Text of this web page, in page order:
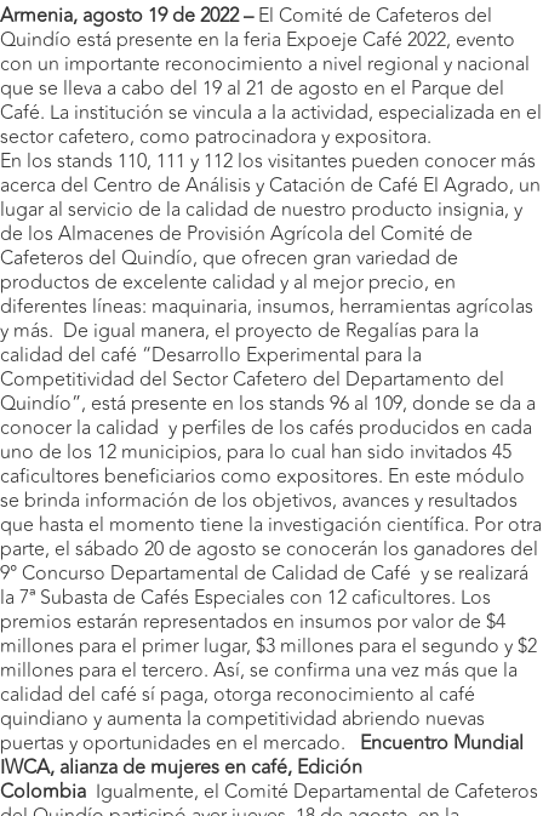
Armenia, agosto 19 de2022 –El Comité de Cafeteros del
Quindío está presente en la feria Expoeje Café 2022, evento
con un importante reconocimiento a nivel regional y nacional
que se lleva a cabo del 19 al 21 de agosto en el Parque del
Café. La institución se vincula a la actividad, especializada en el
sector cafetero, como patrocinadora y expositora.
En los stands 110, 111 y 112 los visitantes pueden conocer más
acerca del Centro de Análisis y Catación de Café El Agrado, un
lugar al servicio de la calidad de nuestro producto insignia, y
de los Almacenes de Provisión Agrícola del Comité de
Cafeteros del Quindío, que ofrecen gran variedad de
productos de excelente calidad y al mejor precio, en
diferentes líneas: maquinaria, insumos, herramientas agrícolas
y más. De igual manera, el proyecto de Regalías para la
calidad del café “Desarrollo Experimental para la
Competitividad del Sector Cafetero del Departamento del
Quindío”, está presente en los stands 96 al 109, donde se da a
conocer la calidad y perfiles de los cafés producidos en cada
uno de los 12 municipios, para lo cual han sido invitados 45
caficultores beneficiarios como expositores. En este módulo
se brinda información de los objetivos, avances y resultados
que hasta el momento tiene la investigación científica. Por otra
parte, el sábado 20 de agosto se conocerán los ganadores del
9° Concurso Departamental de Calidad de Café y se realizará
la 7ª Subasta de Cafés Especiales con 12 caficultores. Los
premios estarán representados en insumos por valor de $4
millones para el primer lugar, $3 millones para el segundo y $2
millones para el tercero. Así, se confirma una vez más que la
calidad del café sí paga, otorga reconocimiento al café
quindiano y aumenta la competitividad abriendo nuevas
puertas y oportunidades en el mercado. Encuentro Mundial
IWCA, alianza de mujeres en café, Edición
Colombia Igualmente, el Comité Departamental de Cafeteros